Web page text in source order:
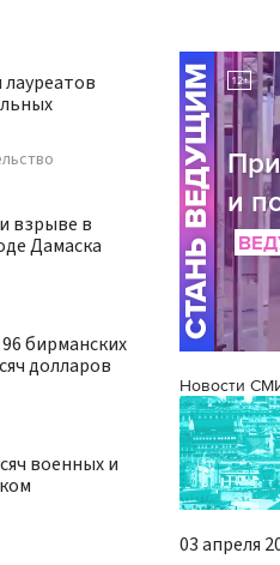
взрыве в
Дамаска
бирманских
долларов
военных и
Новости
03 апреля